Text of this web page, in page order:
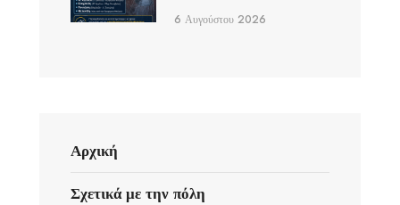
6 Αυγούστου 2026
Αρχική
Σχετικά με την πόλη